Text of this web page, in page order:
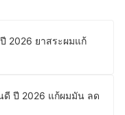
2026 ยาสระผมแก้
ดี ปี 2026 แก้ผมมัน ลด